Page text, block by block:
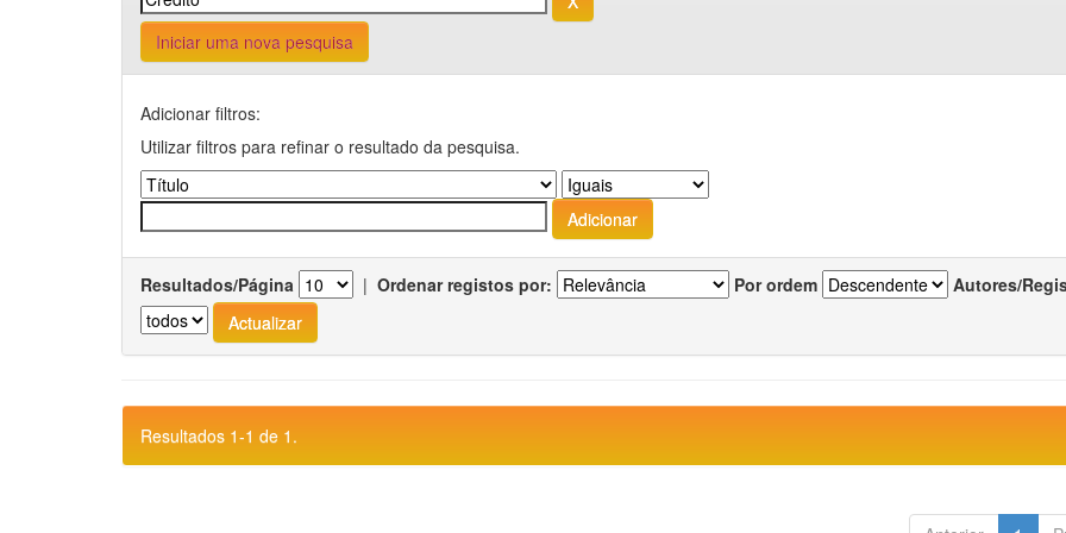
Iniciar uma nova pesquisa
Adicionar filtros:
Utilizar filtros para refinar o resultado da pesquisa.
Resultados/Página | Ordenar registos por: Por ordem Autores/
Resultados 1-1 de 1.